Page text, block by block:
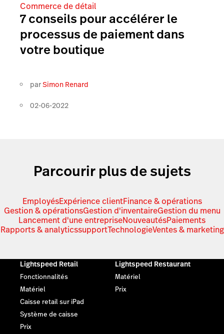
Commerce de détail
7 conseils pour accélérer le
processus de paiement dans
votre boutique
parSimon Renard
02-06-2022
Parcourir plus de sujets
EmployésExpérience clientFinance & opérations
Gestion & opérationsGestion d'inventaireGestion du menu
Lancement d'une entrepriseNouveautésPaiements
Rapports & analyticssupportTechnologieVentes & marketing
Lightspeed Retail
Fonctionnalités
Matériel
Caisse retail sur iPad
Système de caisse
Prix
Lightspeed Restaurant
Matériel
Prix